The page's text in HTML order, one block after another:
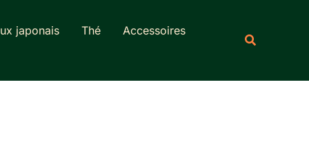
japonais Thé Accessoires